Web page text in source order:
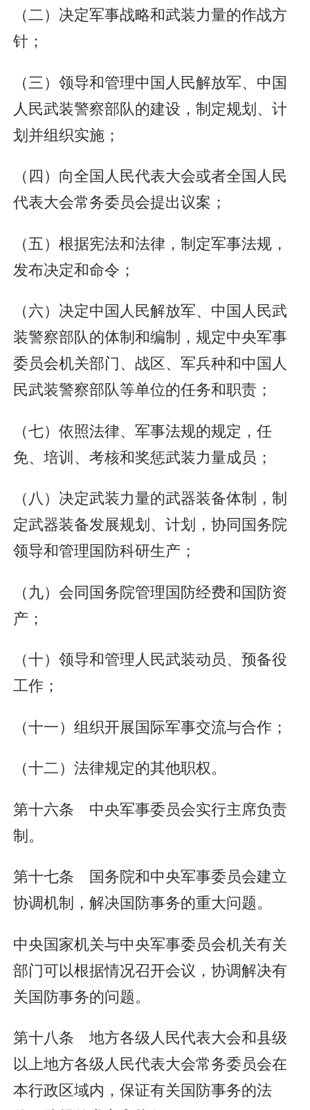
（二）决定军事战略和武装力量的作战方
针；
（三）领导和管理中国人民解放军、中国
人民武装警察部队的建设，制定规划、计
划并组织实施；
（四）向全国人民代表大会或者全国人民
代表大会常务委员会提出议案；
（五）根据宪法和法律，制定军事法规，
发布决定和命令；
（六）决定中国人民解放军、中国人民武
装警察部队的体制和编制，规定中央军事
委员会机关部门、战区、军兵种和中国人
民武装警察部队等单位的任务和职责；
（七）依照法律、军事法规的规定，任
免、培训、考核和奖惩武装力量成员；
（八）决定武装力量的武器装备体制，制
定武器装备发展规划、计划，协同国务院
领导和管理国防科研生产；
（九）会同国务院管理国防经费和国防资
产；
（十）领导和管理人民武装动员、预备役
工作；
（十一）组织开展国际军事交流与合作；
（十二）法律规定的其他职权。
第十六条 中央军事委员会实行主席负责
制。
第十七条 国务院和中央军事委员会建立
协调机制，解决国防事务的重大问题。
中央国家机关与中央军事委员会机关有关
部门可以根据情况召开会议，协调解决有
关国防事务的问题。
第十八条 地方各级人民代表大会和县级
以上地方各级人民代表大会常务委员会在
本行政区域内，保证有关国防事务的法